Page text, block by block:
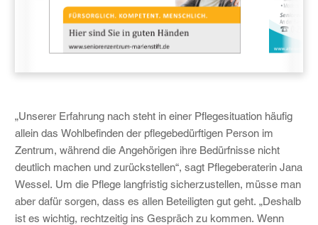
„Unserer Erfahrung nach steht in einer Pflegesituation häufig
allein das Wohlbefinden der pflegebedürftigen Person im
Zentrum, während die Angehörigen ihre Bedürfnisse nicht
deutlich machen und zurückstellen“, sagt Pflegeberaterin Jana
Wessel. Um die Pflege langfristig sicherzustellen, müsse man
aber dafür sorgen, dass es allen Beteiligten gut geht. „Deshalb
ist es wichtig, rechtzeitig ins Gespräch zu kommen. Wenn